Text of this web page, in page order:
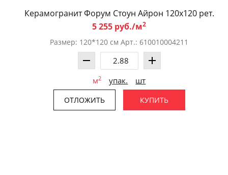
Керамогранит Форум Стоун Айрон 120x120 рет.
5 255 руб./м2
Размер: 120*120 см Арт.: 610010004211
м2 упак. шт
ОТЛОЖИТЬ КУПИТЬ